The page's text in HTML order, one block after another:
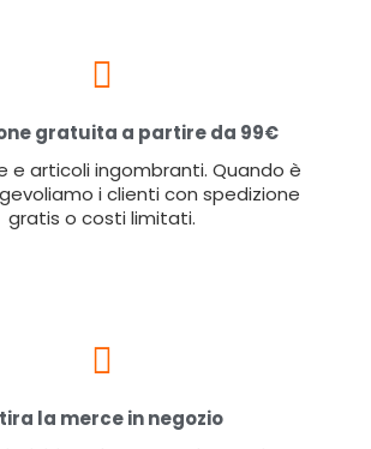
gratuita a partire da 99€
e articoli ingombranti. Quando è
i clienti con spedizione
gratis o costi limitati.
la merce in negozio